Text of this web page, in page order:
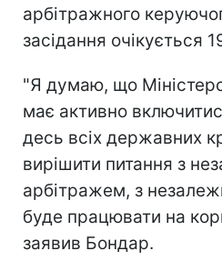
арбітражного
засідання очікується
"Я думаю, що
має активно
десь всіх державних
вирішити питання з
арбітражем, з
буде працювати на
заявив Бондар.